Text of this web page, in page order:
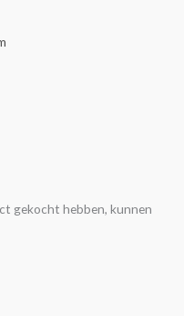
gekocht hebben, kunnen